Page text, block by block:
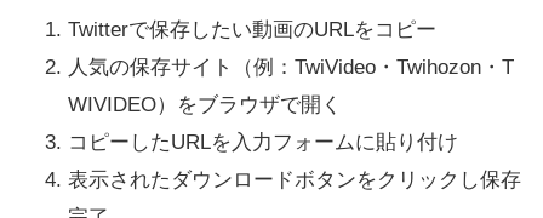
Twitterで保存したい動画のURLをコピー
人気の保存サイト（例：TwiVideo・Twihozon・T
WIVIDEO）をブラウザで開く
コピーしたURLを入力フォームに貼り付け
表示されたダウンロードボタンをクリックし保存